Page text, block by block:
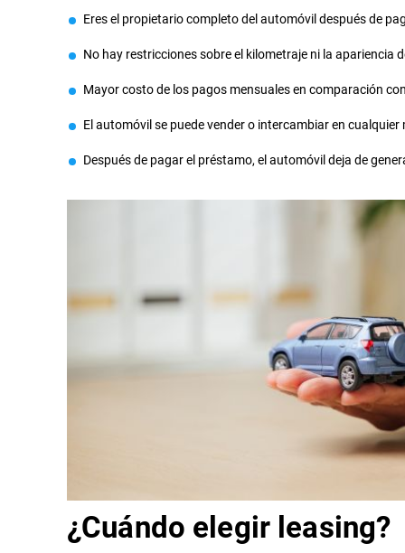
Eres el propietario completo del automóvil después de
No hay restricciones sobre el kilometraje ni la apariencia
Mayor costo de los pagos mensuales en comparación
El automóvil se puede vender o intercambiar en cualquier
Después de pagar el préstamo, el automóvil deja de
¿Cuándo elegir leasing?